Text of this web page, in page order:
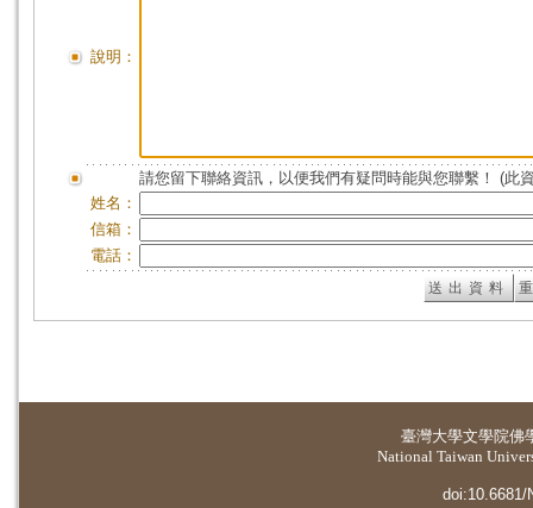
說明：
請您留下聯絡資訊，以便我們有疑問時能與您聯繫！ (此
姓名：
信箱：
電話：
臺灣大學文學院佛
National Taiwan
doi:10.6681/